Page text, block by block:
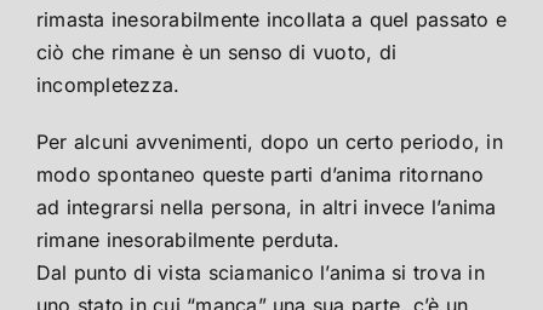
rimasta inesorabilmente incollata a quel passato e
ciò che rimane è un senso di vuoto, di
incompletezza.
Per alcuni avvenimenti, dopo un certo periodo, in
modo spontaneo queste parti d’anima ritornano
ad integrarsi nella persona, in altri invece l’anima
rimane inesorabilmente perduta.
Dal punto di vista sciamanico l’anima si trova in
uno stato in cui “manca” una sua parte, c’è un